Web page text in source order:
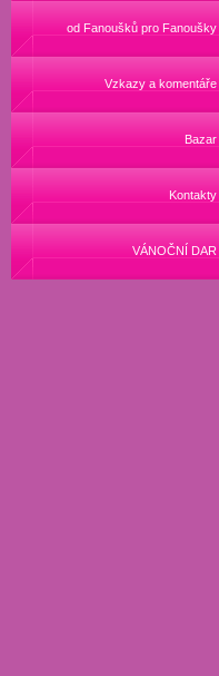
od Fanoušků pro Fanoušky
Vzkazy a komentáře
Bazar
Kontakty
VÁNOČNÍ DAR